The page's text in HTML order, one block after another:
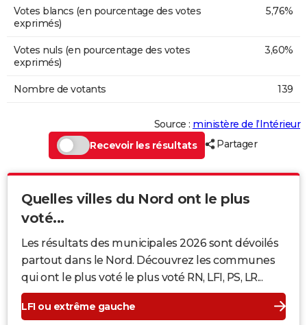
Votes blancs (en pourcentage des votes
exprimés)
5,76%
Votes nuls (en pourcentage des votes
exprimés)
3,60%
Nombre de votants 139
Source : ministère de l’Intérieur
Recevoir les résultats
Partager
Quelles villes du Nord ont le plus
voté...
Les résultats des municipales 2026 sont dévoilés
partout dans le Nord. Découvrez les communes
qui ont le plus voté le plus voté RN, LFI, PS, LR...
LFI ou extrême gauche